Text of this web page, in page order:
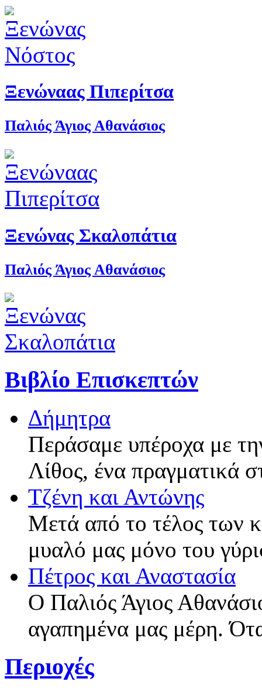
Ξενώναας Πιπερίτσα
Παλιός Άγιος Αθανάσιος
Ξενώνας Σκαλοπάτια
Παλιός Άγιος Αθανάσιος
Βιβλίο Επισκεπτών
Δήμητρα
Περάσαμε υπέροχα με
Λίθος, ένα πραγματικά
Τζένη και Αντώνης
Μετά από το τέλος των
μυαλό μας μόνο του
Πέτρος και Αναστασία
Ο Παλιός Άγιος
αγαπημένα μας μέρη.
Περιοχές